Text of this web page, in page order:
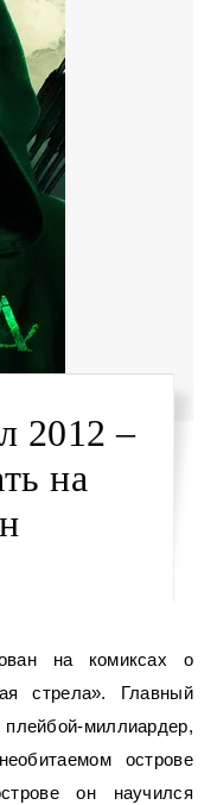
2012 –
на
стрела». Главный
миллиардер,
острове
он научился